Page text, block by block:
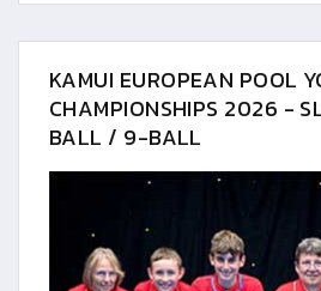
KAMUI EUROPEAN POOL
CHAMPIONSHIPS 2026 -
BALL / 9-BALL